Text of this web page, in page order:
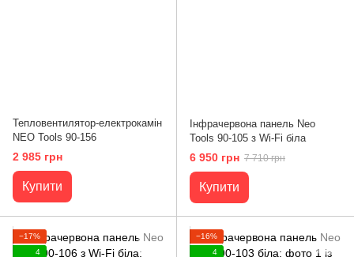
Тепловентилятор-електрокамін
NEO Tools 90-156
2 985 грн
Купити
Інфрачервона панель Neo
Tools 90-105 з Wi-Fi біла
6 950 грн 7 710 грн
Купити
−17%
4
−16%
4